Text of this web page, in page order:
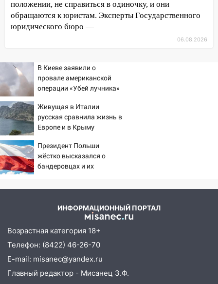
14:23 67% ульяновцев готовы
передумать увольняться, если им
повысят зарплату
Инсценировали ДТП и получили
судом предстанет банда
автоподставщиков
13:36 В Инзе произошел крупный пожар
13:00
В суде защитили репутацию
мужчины, которого необоснованно
обвиняли в жестоком обращении с
животными
12:28
Миллион на «льготниках»: в
Ульяновской области перевозчик
Ульяновский алиментщик накопил
11:49 Снят режим «Ракетная
опасность» на территории Ульяновской
области
положении, не справиться в одиночку, и они
обращаются к юристам. Эксперты Государственного
юридического бюро —
06.08.2026
В Киеве заявили о
провале американской
операции «Убей лучника»
Живущая в Италии
русская сравнила жизнь в
Европе и в Крыму
Президент Польши
жёстко высказался о
бандеровцах и их
ИНФОРМАЦИОННЫЙ ПОРТАЛ
Возрастная категория 18+
Телефон: (8422) 46-26-70
E-mail: misanec@yandex.ru
Главный редактор - Мисанец З.Ф.